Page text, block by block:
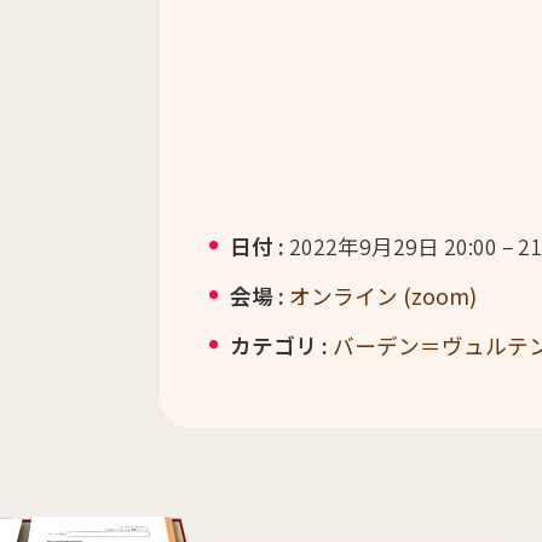
日付 : 2022年9月29日 20:00 –
会場 : オンライン (zoom)
カテゴリ : バーデン＝ヴュルテ